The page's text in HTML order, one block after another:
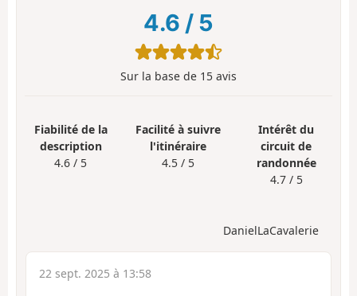
4.6 / 5
Sur la base de 15 avis
Fiabilité de la
description
4.6 / 5
Facilité à suivre
l'itinéraire
4.5 / 5
Intérêt du
circuit de
randonnée
4.7 / 5
DanielLaCavalerie
22 sept. 2025 à 13:58